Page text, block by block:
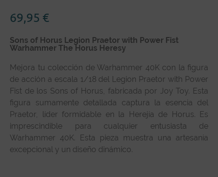
69,95 €
Sons of Horus Legion Praetor with Power Fist
Warhammer The Horus Heresy
Mejora tu colección de Warhammer 40K con la figura
de acción a escala 1/18 del Legion Praetor with Power
Fist de los Sons of Horus, fabricada por Joy Toy. Esta
figura sumamente detallada captura la esencia del
Praetor, líder formidable en la Herejía de Horus. Es
imprescindible para cualquier entusiasta de
Warhammer 40K. Esta pieza muestra una artesanía
excepcional y un diseño dinámico.